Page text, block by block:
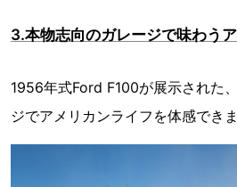
3.本物志向のガレージで味わう
1956年式Ford F100が展示された
ジでアメリカンライフを体感できま